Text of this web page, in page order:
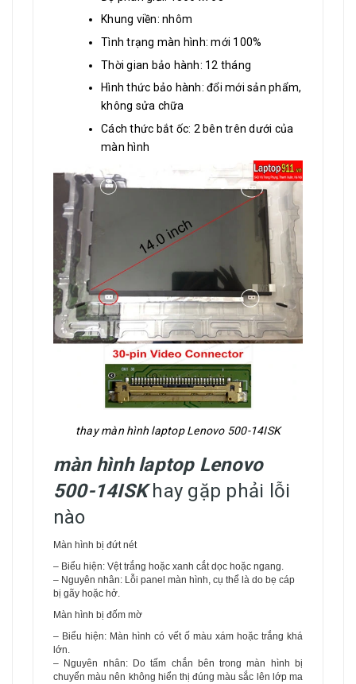
Khung viền: nhôm
Tình trạng màn hình: mới 100%
Thời gian bảo hành: 12 tháng
Hình thức bảo hành: đổi mới sản phẩm,
không sửa chữa
Cách thức bắt ốc: 2 bên trên dưới của
màn hình
thay màn hình laptop Lenovo 500-14ISK
màn hình laptop Lenovo
500-14ISKhay gặp phải lỗi
nào
Màn hình bị đứt nét
– Biểu hiện: Vệt trắng hoặc xanh cắt dọc hoặc ngang.
– Nguyên nhân: Lỗi panel màn hình, cụ thể là do bẹ cáp
bị gãy hoặc hở.
Màn hình bị đốm mờ
– Biểu hiện: Màn hình có vết ố màu xám hoặc trắng khá
lớn.
– Nguyên nhân: Do tấm chắn bên trong màn hình bị
chuyển màu nên không hiển thị đúng màu sắc lên lớp ma